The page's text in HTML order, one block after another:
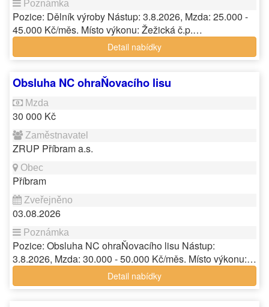
Pozice: Dělník výroby Nástup: 3.8.2026, Mzda: 25.000 -
45.000 Kč/měs. Místo výkonu: Žežická č.p.…
Detail nabídky
Obsluha NC ohraŇovacího lisu
30 000 Kč
ZRUP Příbram a.s.
Příbram
03.08.2026
Pozice: Obsluha NC ohraŇovacího lisu Nástup:
3.8.2026, Mzda: 30.000 - 50.000 Kč/měs. Místo výkonu:…
Detail nabídky